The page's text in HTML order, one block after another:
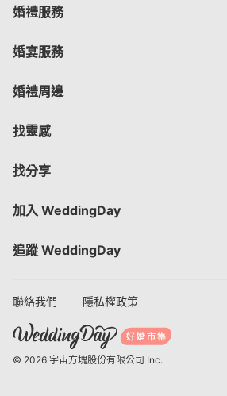
婚禮服務
婚宴服務
婚禮周邊
找靈感
找分享
加入 WeddingDay
追蹤 WeddingDay
聯絡我們 隱私權政策
© 2026 宇宙方塊股份有限公司 Inc.